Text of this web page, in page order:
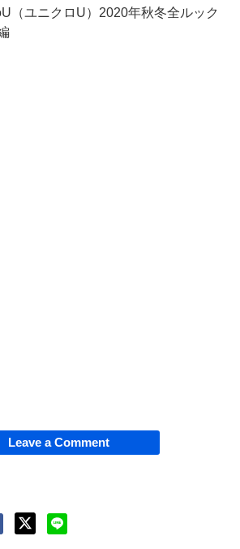
（ユニクロU）2020年秋冬全ルック
Leave a Comment